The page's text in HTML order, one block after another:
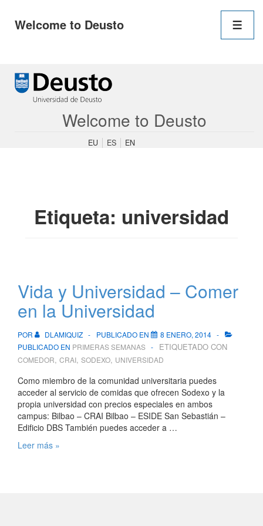
Welcome to Deusto
principal
Saltar
contenido
Welcome to Deusto
EU ES EN
Etiqueta: universidad
Vida y Universidad – Comer
en la Universidad
POR DLAMIQUIZ PUBLICADO EN
8 ENERO, 2014
PUBLICADO EN PRIMERAS SEMANAS ETIQUETADO CON
COMEDOR, CRAI, SODEXO, UNIVERSIDAD
Como miembro de la comunidad universitaria puedes
acceder al servicio de comidas que ofrecen Sodexo y la
propia universidad con precios especiales en ambos
campus: Bilbao – CRAI Bilbao – ESIDE San Sebastián –
Edificio DBS También puedes acceder a …
Vida
Leer más »